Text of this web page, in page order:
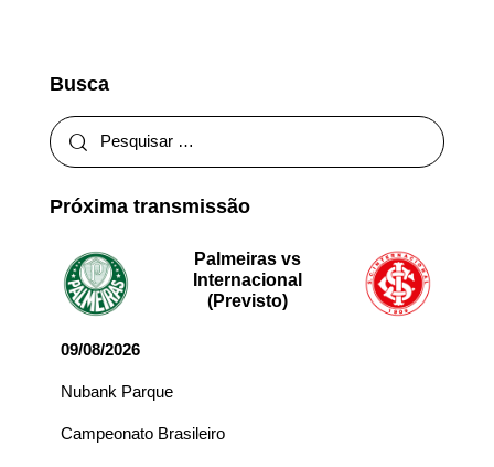
Busca
Próxima transmissão
Palmeiras vs
Internacional
(Previsto)
09/08/2026
Nubank Parque
Campeonato Brasileiro